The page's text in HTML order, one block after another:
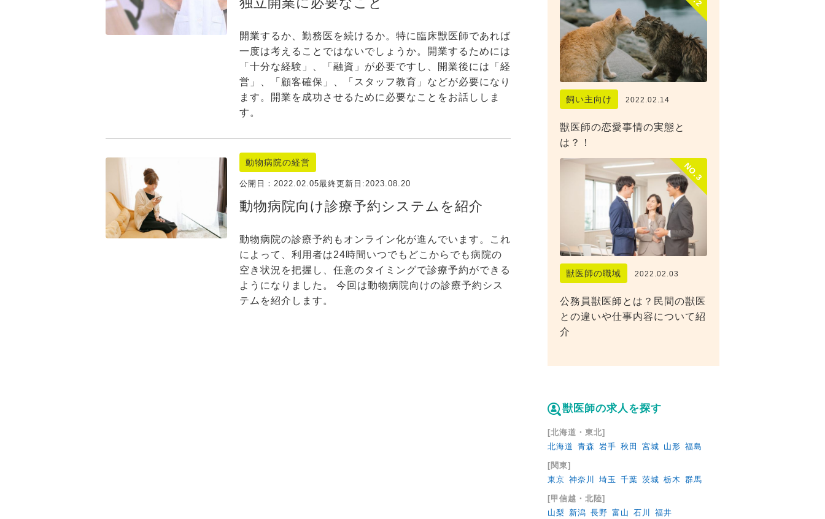
開業するか、勤務医を続けるか。特に臨床獣医師であれば
一度は考えることではないでしょうか。開業するためには
「十分な経験」、「融資」が必要ですし、開業後には「経
営」、「顧客確保」、「スタッフ教育」などが必要になり
ます。開業を成功させるために必要なことをお話ししま
す。
動物病院の経営
公開日： 2022.02.05最終更新日:2023.08.20
動物病院向け診療予約システムを紹介
動物病院の診療予約もオンライン化が進んでいます。これ
によって、利用者は24時間いつでもどこからでも病院の
空き状況を把握し、任意のタイミングで診療予約ができる
ようになりました。 今回は動物病院向けの診療予約シス
テムを紹介します。
飼い主向け 2022.02.14
獣医師の恋愛事情の実態と
は？！
NO.3
獣医師の職域 2022.02.03
公務員獣医師とは？民間の獣医
との違いや仕事内容について紹
介
獣医師の求人を探す
[北海道・東北]
北海道 青森 岩手 秋田 宮城 山形 福島
[関東]
東京 神奈川 埼玉 千葉 茨城 栃木 群馬
[甲信越・北陸]
山梨 新潟 長野 富山 石川 福井